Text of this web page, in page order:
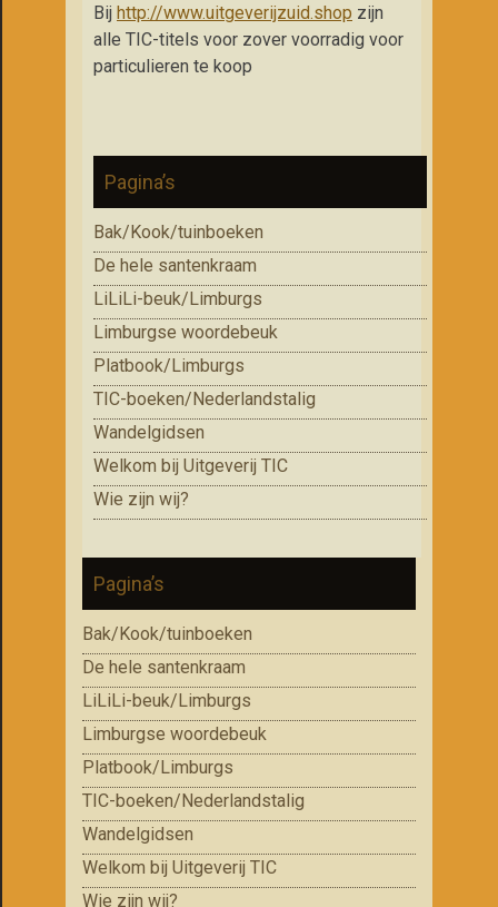
Bij http://www.uitgeverijzuid.shop zijn
alle TIC-titels voor zover voorradig voor
particulieren te koop
Pagina’s
Bak/Kook/tuinboeken
De hele santenkraam
LiLiLi-beuk/Limburgs
Limburgse woordebeuk
Platbook/Limburgs
TIC-boeken/Nederlandstalig
Wandelgidsen
Welkom bij Uitgeverij TIC
Wie zijn wij?
Pagina’s
Bak/Kook/tuinboeken
De hele santenkraam
LiLiLi-beuk/Limburgs
Limburgse woordebeuk
Platbook/Limburgs
TIC-boeken/Nederlandstalig
Wandelgidsen
Welkom bij Uitgeverij TIC
Wie zijn wij?